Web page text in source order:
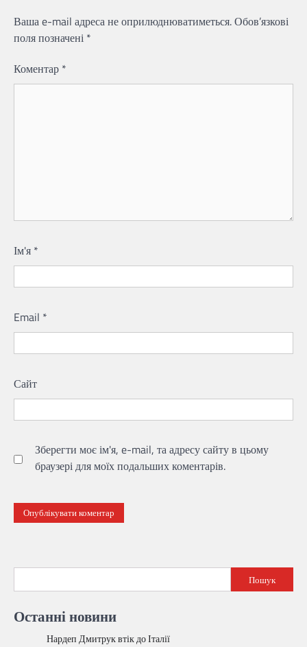
Ваша e-mail адреса не оприлюднюватиметься.Обов’язкові
поля позначені *
Коментар *
Ім'я *
Email *
Сайт
Зберегти моє ім'я, e-mail, та адресу сайту в цьому
браузері для моїх подальших коментарів.
Пошук
Останні новини
Нардеп Дмитрук втік до Італії